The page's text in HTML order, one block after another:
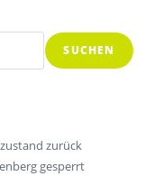
SUCHEN
zurück
gesperrt